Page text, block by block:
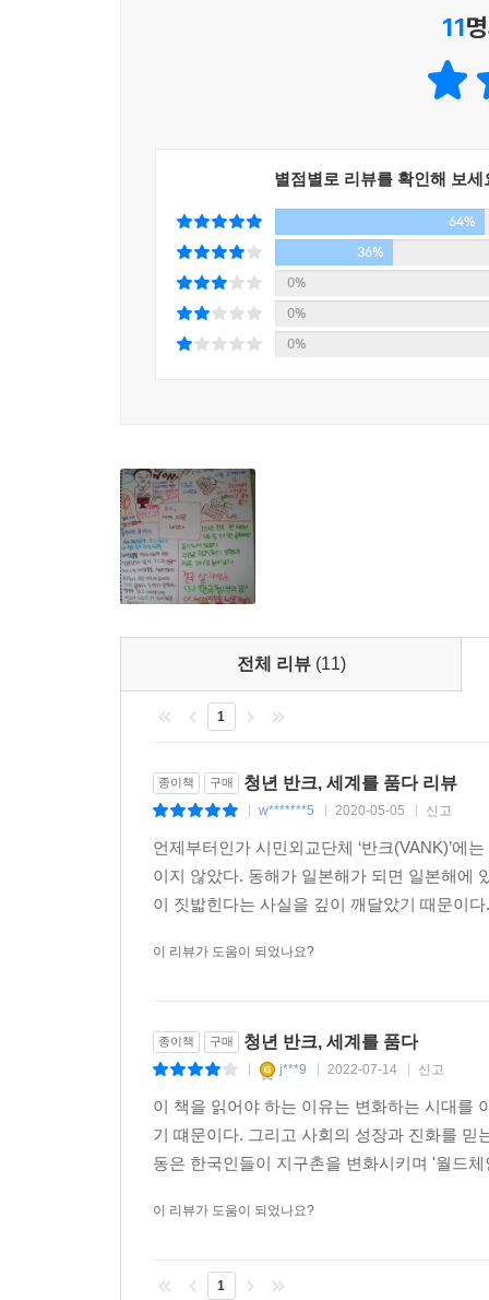
한일월드컵을 앞두고 정부 정책 차원에서 전국
친구들을 사귀고 싶어 하던 아이들이 두 팔 걷어
빠짐없이 등장하는 표기가 바로 ‘일본해’ 그리
가관이다. 한국은 중국의 식민지였으며 줄곧 속
내용을 전해 듣게 된 반크 회원들은 이 문제가
된다. 반크 청소년 회원들이 외국인들과 편지를
내용을 바르게 수정하도록 촉구하는 적극적인 ‘
한국 홍보대사 역할을 자임하고 나서게 되는 이유
메시지를 남기기도 했다.
반크는 5만 원을 기부한 칠십 대 할머니부터 가
단체로 성장했다. 반크는 회원들이 단순한 호기
문제를 해결하도록 돕고 있다. 문광부의 후원을
당당한 민간외교관으로 양성하고, 어학연수·유학
대한민국 1%에서 세계 1%로 도약하기 위한 관문
세계 속 가치를 창출하는 글로벌 인재의 발판이 되
이 책은 박기태 단장의 경험을 토대로 영어울
가능성을 키워 세계 속에 우뚝 설 수 있도록 돕는다.
“아이들은 흥분하며 기뻐했고, 교실 안에는 활력
심적으로 훌쩍 성숙할 수 있었을 뿐만 아니라 외
설명하는 방법도 체득했습니다. 이제 아이들은
채우기나 숫자 써넣기를 하던 아이들이 스스로
우선 책을 찬찬히 따라하다 보면 우리나라는 물
서한 예시들을 따라 영문 편지쓰기에 손쉽게
향상된다. 뿐만 아니라 ‘모의 유엔’을 비롯한
된다. 이러한 활동들을 하며 미래 글로벌 리더들
일본이 독도를 자국의 소유라고 주장하고 중국이
꿈을 갖고 미래를 개척한다면 누구나 세계를 변화
이영주 (한국국제협력단 코이카 수석기획관)
11
별점별로 리뷰를 확인해 보세
64%
36%
0%
0%
0%
전체 리뷰 (11)
1
종이책 구매 청년 반크, 세계를 품다 리뷰
w*******5 2020-05-05 신고
언제부터인가 시민외교단체 ‘반크(VANK)’에
이지 않았다. 동해가 일본해가 되면 일본해에
이 짓밟힌다는 사실을 깊이 깨달았기 때문이
이 리뷰가 도움이 되었나요?
종이책 구매 청년 반크, 세계를 품다
j***9 2022-07-14 신고
이 책을 읽어야 하는 이유는 변화하는 시대를
기 떄문이다. 그리고 사회의 성장과 진화를
동은 한국인들이 지구촌을 변화시키며 '월드
이 리뷰가 도움이 되었나요?
1